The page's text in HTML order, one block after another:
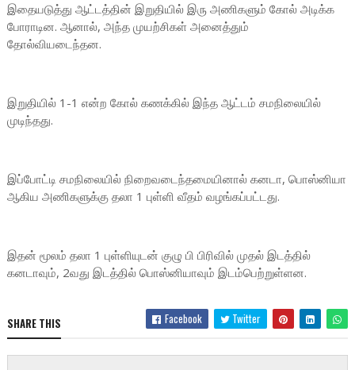
இதையடுத்து ஆட்டத்தின் இறுதியில் இரு அணிகளும் கோல் அடிக்க
போராடின. ஆனால், அந்த முயற்சிகள் அனைத்தும்
தோல்வியடைந்தன.
இறுதியில் 1-1 என்ற கோல் கணக்கில் இந்த ஆட்டம் சமநிலையில்
முடிந்தது.
இப்போட்டி சமநிலையில் நிறைவடைந்தமையினால் கனடா, பொஸ்னியா
ஆகிய அணிகளுக்கு தலா 1 புள்ளி வீதம் வழங்கப்பட்டது.
இதன் மூலம் தலா 1 புள்ளியுடன் குழு பி பிரிவில் முதல் இடத்தில்
கனடாவும், 2வது இடத்தில் பொஸ்னியாவும் இடம்பெற்றுள்ளன.
SHARE THIS Facebook Twitter